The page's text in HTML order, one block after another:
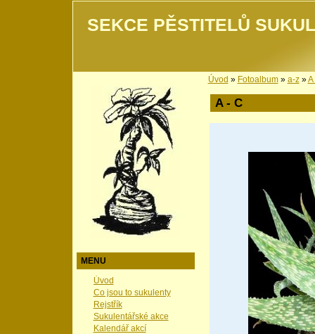
SEKCE PĚSTITELŮ
MENU
Úvod
Co jsou to sukulenty
Rejstřík
Sukulentářské akce
Kalendář akcí
Úvod » Fotoalbum» a-z»A
A - C